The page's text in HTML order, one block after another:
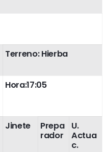
Terreno: Hierba
Hora:17:05
Jinete
Prepa
rador
U.
Actua
c.